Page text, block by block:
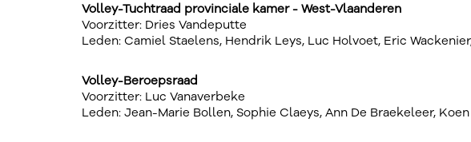
Volley-Tuchtraad provinciale kamer - West-Vlaanderen
Voorzitter: Dries Vandeputte
Leden: Camiel Staelens, Hendrik Leys, Luc Holvoet, Eric
Volley-Beroepsraad
Voorzitter: Luc Vanaverbeke
Leden: Jean-Marie Bollen, Sophie Claeys, Ann De Braekeleer,